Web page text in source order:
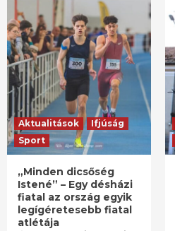
Aktualitások
Ifjúság
Sport
„Minden dicsőség
Istené” – Egy désházi
fiatal az ország egyik
legígéretesebb fiatal
atlétája